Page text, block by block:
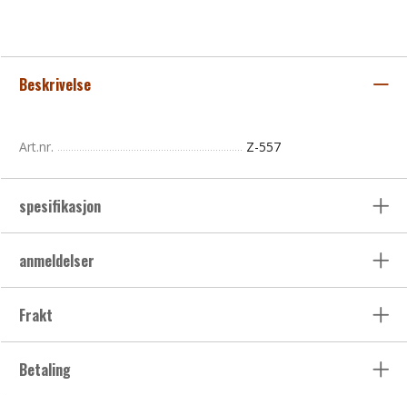
Beskrivelse
Art.nr. Z-557
spesifikasjon
anmeldelser
Frakt
Betaling